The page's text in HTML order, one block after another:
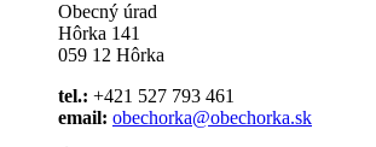
Obecný úrad
Hôrka 141
059 12 Hôrka
tel.: +421 527 793 461
email: obechorka@obechorka.sk